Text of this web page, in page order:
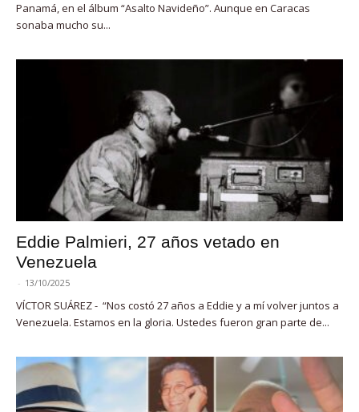
Panamá, en el álbum “Asalto Navideño”. Aunque en Caracas
sonaba mucho su...
Eddie Palmieri, 27 años vetado en
Venezuela
- 13/10/2025
VÍCTOR SUÁREZ - “Nos costó 27 años a Eddie y a mí volver juntos a
Venezuela. Estamos en la gloria. Ustedes fueron gran parte de...